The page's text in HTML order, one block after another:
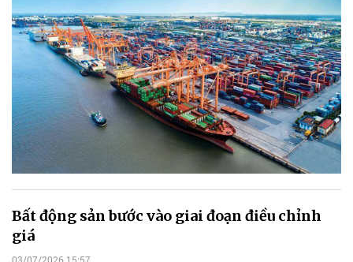
Bất động sản bước vào giai đoạn điều chỉnh
giá